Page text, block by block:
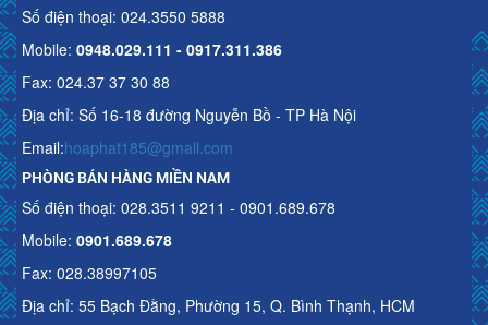
Số điện thoại: 024.3550 5888
Mobile: 0948.029.111 - 0917.311.386
Fax: 024.37 37 30 88
Địa chỉ: Số 16-18 đường Nguyễn Bồ - TP Hà Nội
Email:hoaphat185@gmail.com
PHÒNG BÁN HÀNG MIỀN NAM
Số điện thoại: 028.3511 9211 - 0901.689.678
Mobile: 0901.689.678
Fax: 028.38997105
Địa chỉ: 55 Bạch Đằng, Phường 15, Q. Bình Thạnh, HCM